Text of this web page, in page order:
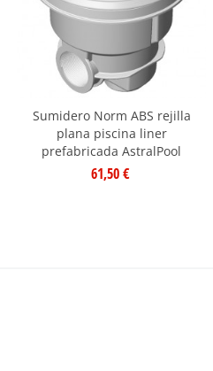
Sumidero Norm ABS rejilla
plana piscina liner
prefabricada AstralPool
61,50 €